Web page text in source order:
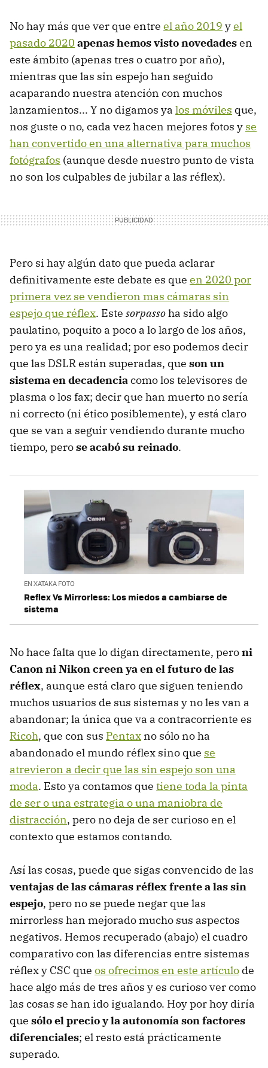
No hay más que ver que entre el año 2019 yel
pasado 2020 apenas hemos visto novedadesen
este ámbito (apenas tres o cuatro por año),
mientras que las sin espejo han seguido
acaparando nuestra atención con muchos
lanzamientos... Y no digamos ya los móviles que,
nos guste o no, cada vez hacen mejores fotos y se
han convertido en una alternativa para muchos
fotógrafos (aunque desde nuestro punto de vista
no son los culpables de jubilar a las réflex).
Pero si hay algún dato que pueda aclarar
definitivamente este debate es que en 2020 por
primera vez se vendieron mas cámaras sin
espejo que réflex. Este sorpassoha sido algo
paulatino, poquito a poco a lo largo de los años,
pero ya es una realidad; por eso podemos decir
que las DSLR están superadas, que son un
sistema en decadenciacomo los televisores de
plasma o los fax; decir que han muerto no sería
ni correcto (ni ético posiblemente), y está claro
que se van a seguir vendiendo durante mucho
tiempo, perose acabó su reinado.
EN XATAKA FOTO
Reflex Vs Mirrorless: Los miedos a cambiarse de
sistema
No hace falta que lo digan directamente, peroni
Canon ni Nikon creen ya en el futuro de las
réflex, aunque está claro que siguen teniendo
muchos usuarios de sus sistemas y no les van a
abandonar; la única que va a contracorriente es
Ricoh, que con sus Pentax no sólo no ha
abandonado el mundo réflex sino que se
atrevieron a decir que las sin espejo son una
moda. Esto ya contamos que tiene toda la pinta
de ser o una estrategia o una maniobra de
distracción, pero no deja de ser curioso en el
contexto que estamos contando.
Así las cosas, puede que sigas convencido de las
ventajas de las cámaras réflex frente a las sin
espejo, pero no se puede negar que las
mirrorless han mejorado mucho sus aspectos
negativos. Hemos recuperado (abajo) el cuadro
comparativo con las diferencias entre sistemas
réflex y CSC que os ofrecimos en este artículo de
hace algo más de tres años y es curioso ver como
las cosas se han ido igualando. Hoy por hoy diría
que sólo el precio y la autonomía son factores
diferenciales; el resto está prácticamente
superado.